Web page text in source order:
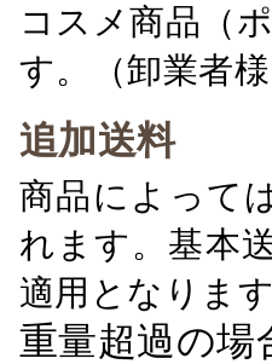
コスメ商品（
す。（卸業者様
追加送料
商品によって
れます。基本
適用となります
重量超過の場